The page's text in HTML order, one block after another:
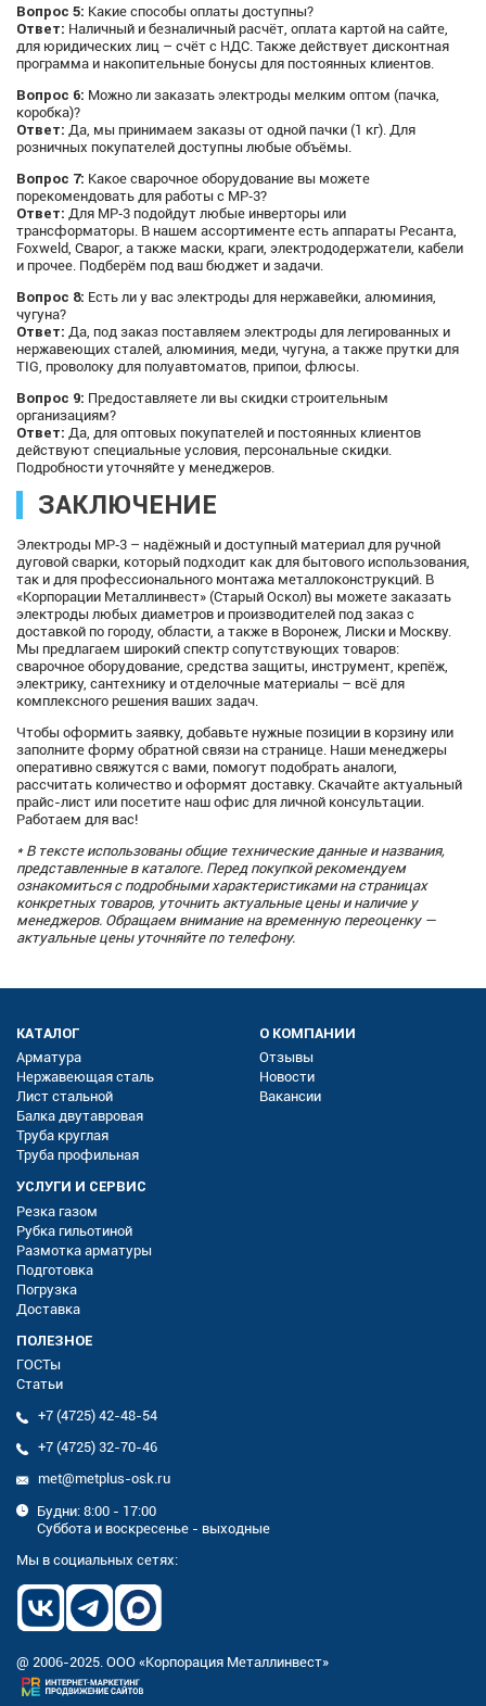
Вопрос 5: Какие способы оплаты доступны?
Ответ: Наличный и безналичный расчёт, оплата картой на сайте,
для юридических лиц – счёт с НДС. Также действует дисконтная
программа и накопительные бонусы для постоянных клиентов.
Вопрос 6: Можно ли заказать электроды мелким оптом (пачка,
коробка)?
Ответ: Да, мы принимаем заказы от одной пачки (1 кг). Для
розничных покупателей доступны любые объёмы.
Вопрос 7: Какое сварочное оборудование вы можете
порекомендовать для работы с МР‑3?
Ответ: Для МР‑3 подойдут любые инверторы или
трансформаторы. В нашем ассортименте есть аппараты Ресанта,
Foxweld, Сварог, а также маски, краги, электрододержатели, кабели
и прочее. Подберём под ваш бюджет и задачи.
Вопрос 8: Есть ли у вас электроды для нержавейки, алюминия,
чугуна?
Ответ: Да, под заказ поставляем электроды для легированных и
нержавеющих сталей, алюминия, меди, чугуна, а также прутки для
TIG, проволоку для полуавтоматов, припои, флюсы.
Вопрос 9: Предоставляете ли вы скидки строительным
организациям?
Ответ: Да, для оптовых покупателей и постоянных клиентов
действуют специальные условия, персональные скидки.
Подробности уточняйте у менеджеров.
ЗАКЛЮЧЕНИЕ
Электроды МР‑3 – надёжный и доступный материал для ручной
дуговой сварки, который подходит как для бытового использования,
так и для профессионального монтажа металлоконструкций. В
«Корпорации Металлинвест» (Старый Оскол) вы можете заказать
электроды любых диаметров и производителей под заказ с
доставкой по городу, области, а также в Воронеж, Лиски и Москву.
Мы предлагаем широкий спектр сопутствующих товаров:
сварочное оборудование, средства защиты, инструмент, крепёж,
электрику, сантехнику и отделочные материалы – всё для
комплексного решения ваших задач.
Чтобы оформить заявку, добавьте нужные позиции в корзину или
заполните форму обратной связи на странице. Наши менеджеры
оперативно свяжутся с вами, помогут подобрать аналоги,
рассчитать количество и оформят доставку. Скачайте актуальный
прайс-лист или посетите наш офис для личной консультации.
Работаем для вас!
* В тексте использованы общие технические данные и названия,
представленные в каталоге. Перед покупкой рекомендуем
ознакомиться с подробными характеристиками на страницах
конкретных товаров, уточнить актуальные цены и наличие у
менеджеров. Обращаем внимание на временную переоценку —
актуальные цены уточняйте по телефону.
КАТАЛОГ
Арматура
Нержавеющая сталь
Лист стальной
Балка двутавровая
Труба круглая
Труба профильная
О КОМПАНИИ
Отзывы
Новости
Вакансии
УСЛУГИ И СЕРВИС
Резка газом
Рубка гильотиной
Размотка арматуры
Подготовка
Погрузка
Доставка
ПОЛЕЗНОЕ
ГОСТы
Статьи
+7 (4725) 42-48-54
+7 (4725) 32-70-46
met@metplus-osk.ru
Будни: 8:00 - 17:00
Суббота и воскресенье - выходные
Мы в социальных сетях:
@ 2006-2025. ООО «Корпорация Металлинвест»